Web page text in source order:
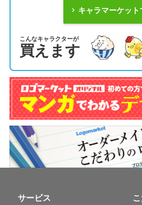
キャラマーケッ
こんなキャラクターが
買えます
サービス